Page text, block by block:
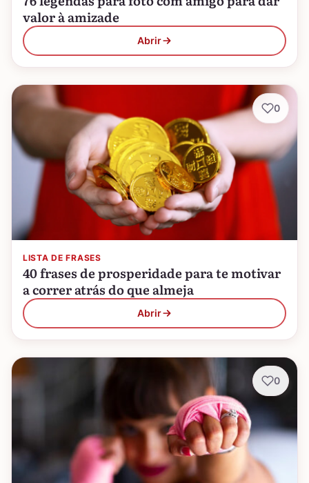
valor à amizade
Abrir
LISTA DE FRASES
40 frases de prosperidade para te motivar
a correr atrás do que almeja
Abrir
0
0